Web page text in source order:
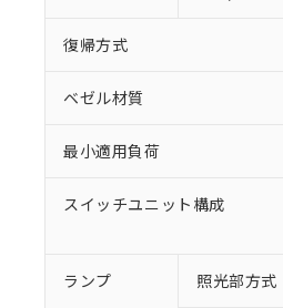
復帰方式
ベゼル材質
最小適用負荷
スイッチユニット構成
ランプ 照光部方式